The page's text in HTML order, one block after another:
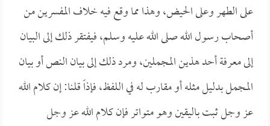
على الطهر وعلى الحيض، وهذا مما وقع فيه خلاف المفسرين من
أصحاب رسول الله صلى الله عليه وسلم، فيفتقر ذلك إلى البيان
إلى معرفة أحد هذين المجملين، ومرد ذلك إلى بيان النص أو بيان
المجمل بدليل مثله أو مقارب له في اللفظ، فإذاً قلنا: إن كلام الله
عز وجل ثبت باليقين وهو متواتر فإن كلام الله عز وجل